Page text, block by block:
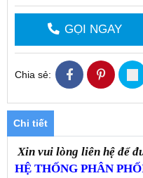
GỌI NGAY
Chia sẻ:
Chi tiết
Xin vui lòng liên hệ để
HỆ THỐNG PHÂN